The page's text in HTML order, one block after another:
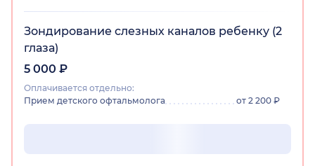
Зондирование слезных каналов ребенку (2
глаза)
5 000 ₽
Оплачивается отдельно:
Прием детского офтальмолога
от 2 200 ₽